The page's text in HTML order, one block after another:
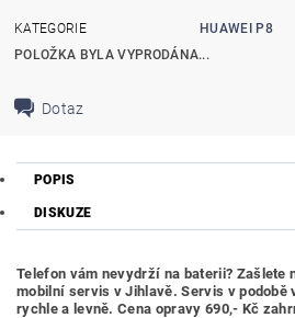
KATEGORIE
HUAWEI P8
POLOŽKA BYLA VYPRODÁNA...
Dotaz
POPIS
DISKUZE
Telefon vám nevydrží na baterii? Zašlete
mobilní servis v Jihlavě. Servis v podobě
rychle a levně. Cena opravy 690,- Kč